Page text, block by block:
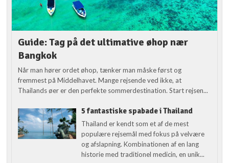
Guide: Tag på det ultimative øhop nær
Bangkok
Når man hører ordet øhop, tænker man måske først og
fremmest på Middelhavet. Mange rejsende ved ikke, at
Thailands øer er den perfekte sommerdestination. Start rejsen...
5 fantastiske spabade i Thailand
Thailand er kendt som et af de mest
populære rejsemål med fokus på velvære
og afslapning. Kombinationen af en lang
historie med traditionel medicin, en unik...